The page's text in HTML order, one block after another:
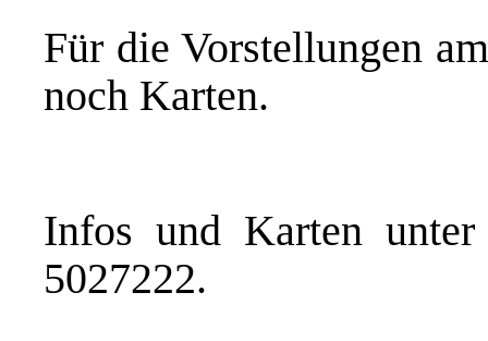
Für die Vorstellungen
noch Karten.
Infos und Karten
5027222.